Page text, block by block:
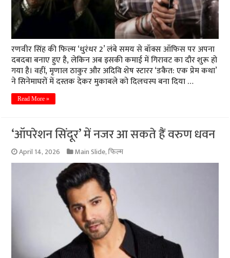
रणवीर सिंह की फिल्म ‘धुरंधर 2’ लंबे समय से बॉक्स ऑफिस पर अपना
दबदबा बनाए हुए है, लेकिन अब इसकी कमाई में गिरावट का दौर शुरू हो
गया है। वहीं, मृणाल ठाकुर और अदिवि शेष स्टारर ‘डकैत: एक प्रेम कथा’
ने सिनेमाघरों में दस्तक देकर मुकाबले को दिलचस्प बना दिया …
Read More »
‘ऑपरेशन सिंदूर’ में नजर आ सकते हैं वरुण धवन
April 14, 2026 Main Slide,फिल्म